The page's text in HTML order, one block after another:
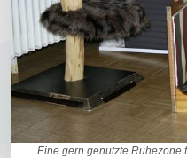
Eine gern genutzte Ruhezone